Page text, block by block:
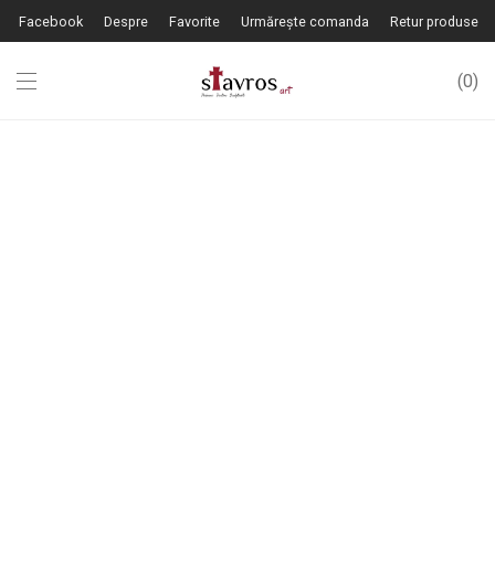
Facebook Despre Favorite Urmărește comanda Retur produse
0